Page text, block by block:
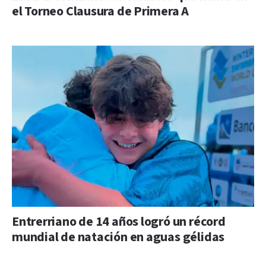
el Torneo Clausura de Primera A
Entrerriano de 14 años logró un récord
mundial de natación en aguas gélidas